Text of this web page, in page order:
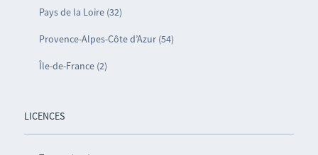
Pays de la Loire (32)
Provence-Alpes-Côte d’Azur (54)
Île-de-France (2)
LICENCES